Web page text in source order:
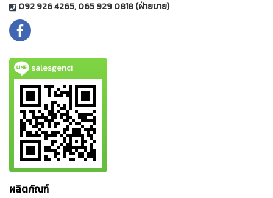
092 926 4265, 065 929 0818 (ฝ่ายขาย)
salesgenci
ผลิตภัณฑ์